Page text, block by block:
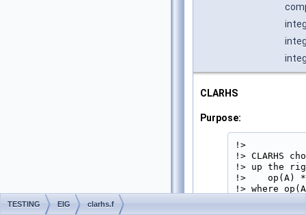
CLARHS
Purpose:
!>
!> CLARHS
!> up the
!>    op(A)
!> where
TESTING EIG clarhs.f